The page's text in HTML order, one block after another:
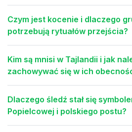
Czym jest kocenie i dlaczego
potrzebują rytuałów przejścia?
Kim są mnisi w Tajlandii i jak
zachowywać się w ich
Dlaczego śledź stał się
Popielcowej i polskiego postu?